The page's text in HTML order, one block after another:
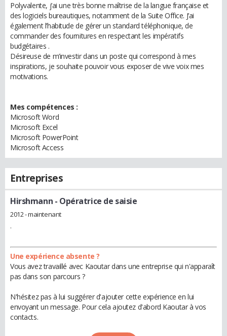
Polyvalente, j’ai une très bonne maîtrise de la langue française et
des logiciels bureautiques, notamment de la Suite Office. J’ai
également l’habitude de gérer un standard téléphonique, de
commander des fournitures en respectant les impératifs
budgétaires .
Désireuse de m’investir dans un poste qui correspond à mes
inspirations, je souhaite pouvoir vous exposer de vive voix mes
motivations.
Mes compétences :
Microsoft Word
Microsoft Excel
Microsoft PowerPoint
Microsoft Access
Entreprises
Hirshmann - Opératrice de saisie
2012 - maintenant
.
Une expérience absente ?
Vous avez travaillé avec Kaoutar dans une entreprise qui n'apparaît
pas dans son parcours ?
N'hésitez pas à lui suggérer d'ajouter cette expérience en lui
envoyant un message. Pour cela ajoutez d'abord Kaoutar à vos
contacts.